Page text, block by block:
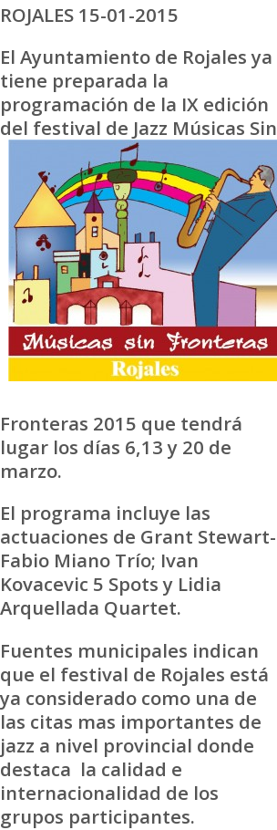
ROJALES 15-01-2015
El Ayuntamiento de Rojales ya
tiene preparada la
programación de la IX edición
del festival de Jazz Músicas Sin
Fronteras 2015 que tendrá
lugar los días 6,13 y 20 de
marzo.
El programa incluye las
actuaciones de Grant Stewart-
Fabio Miano Trío; Ivan
Kovacevic 5 Spots y Lidia
Arquellada Quartet.
Fuentes municipales indican
que el festival de Rojales está
ya considerado como una de
las citas mas importantes de
jazz a nivel provincial donde
destaca la calidad e
internacionalidad de los
grupos participantes.